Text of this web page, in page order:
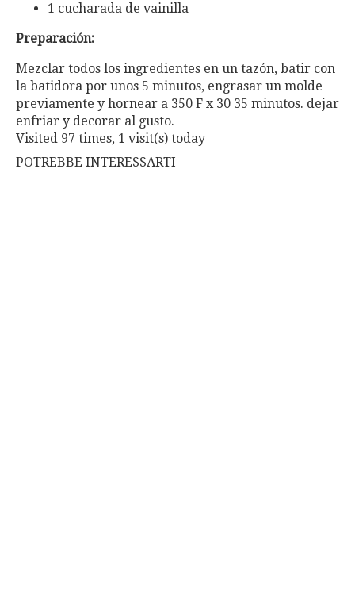
1 cucharada de vainilla
Preparación:
Mezclar todos los ingredientes en un tazón, batir con
la batidora por unos 5 minutos, engrasar un molde
previamente y hornear a 350 F x 30 35 minutos. dejar
enfriar y decorar al gusto.
Visited 97 times, 1 visit(s) today
POTREBBE INTERESSARTI